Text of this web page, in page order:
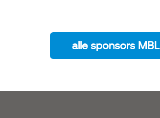
alle sponsors MBL